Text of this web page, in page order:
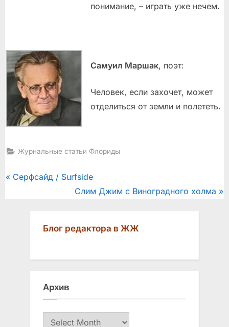
понимание, – играть уже нечем.
Самуил Маршак, поэт:
Человек, если захочет, может
отделиться от земли и полететь.
Журнальные статьи Флориды
Post
P
Серфсайд / Surfside
N
t
o
Слим Джим с Виноградного холма
Блог редактора в ЖЖ
Архив
Архив